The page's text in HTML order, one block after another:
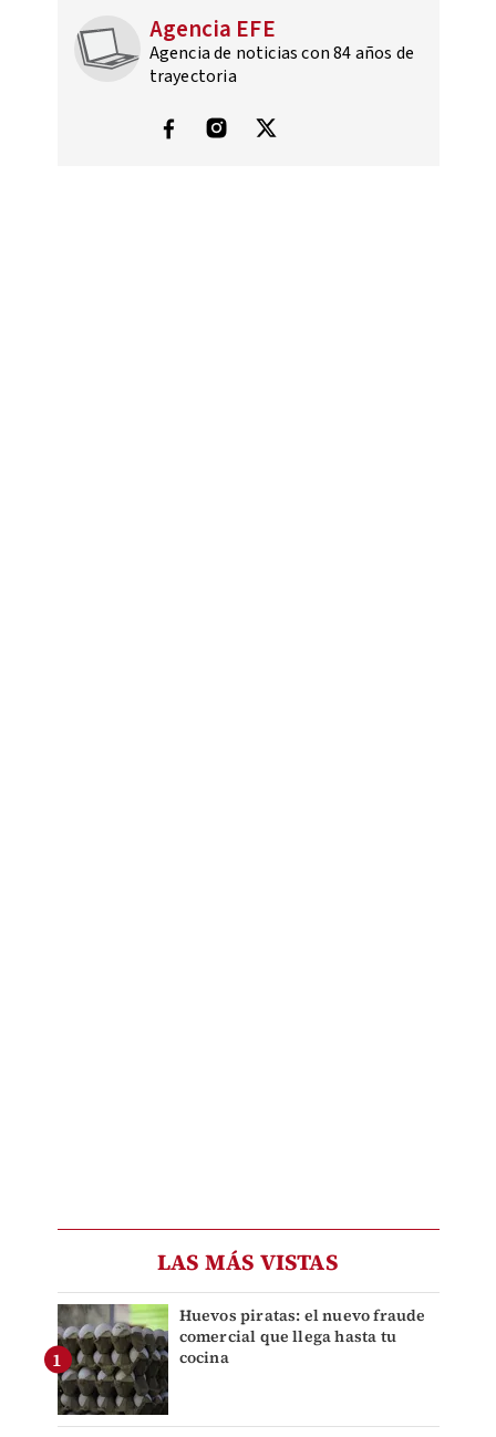
Agencia EFE
Agencia de noticias con 84 años de
trayectoria
LAS MÁS VISTAS
Huevos piratas: el nuevo fraude
comercial que llega hasta tu
cocina